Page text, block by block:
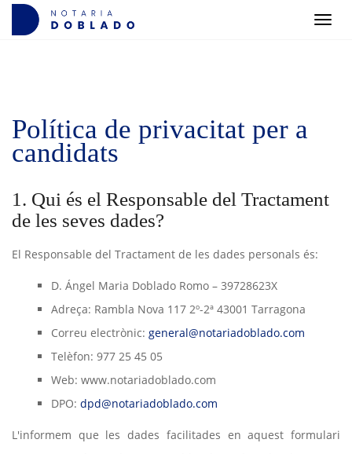
Menú
Política de privacitat per a
candidats
1. Qui és el Responsable del Tractament
de les seves dades?
El Responsable del Tractament de les dades personals és:
D. Ángel Maria Doblado Romo – 39728623X
Adreça: Rambla Nova 117 2º-2ª 43001 Tarragona
Correu electrònic: general@notariadoblado.com
Telèfon: 977 25 45 05
Web: www.notariadoblado.com
DPO: dpd@notariadoblado.com
L'informem que les dades facilitades en aquest formulari